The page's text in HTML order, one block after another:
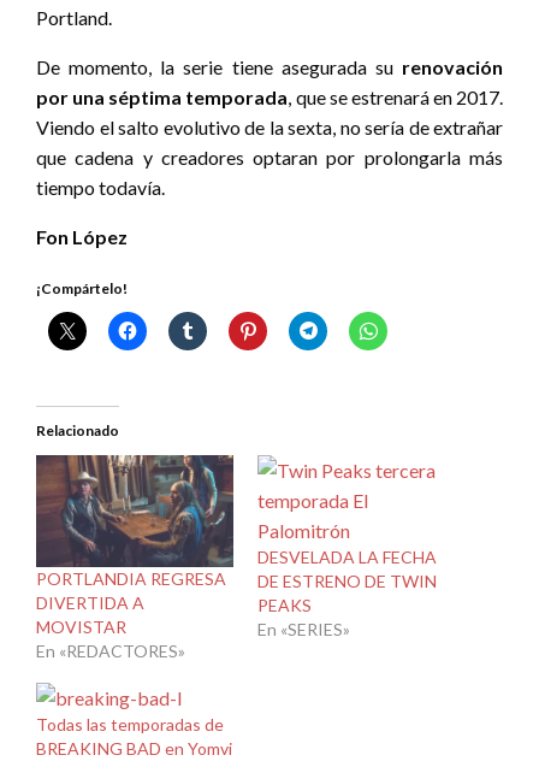
Portland.
De momento, la serie tiene asegurada su renovación
por una séptima temporada que se estrenará en 2017.
Viendo el salto evolutivo de la sexta, no sería de extrañar
que cadena y creadores optaran por prolongarla más
tiempo todavía.
Fon López
¡Compártelo!
Relacionado
PORTLANDIA REGRESA
DIVERTIDA A
MOVISTAR
En «REDACTORES»
DESVELADA LA FECHA
DE ESTRENO DE TWIN
PEAKS
En «SERIES»
Todas las temporadas de
BREAKING BAD en Yomvi